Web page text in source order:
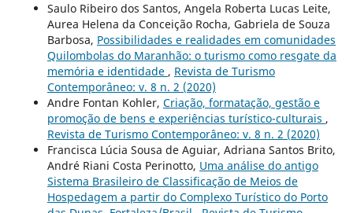
Saulo Ribeiro dos Santos, Angela Roberta Lucas Leite,
Aurea Helena da Conceição Rocha, Gabriela de Souza
Barbosa, Possibilidades e realidades em comunidades
Quilombolas do Maranhão: o turismo como resgate da
memória e identidade , Revista de Turismo
Contemporâneo: v. 8 n. 2 (2020)
Andre Fontan Kohler, Criação, formatação, gestão e
promoção de bens e experiências turístico-culturais ,
Revista de Turismo Contemporâneo: v. 8 n. 2 (2020)
Francisca Lúcia Sousa de Aguiar, Adriana Santos Brito,
André Riani Costa Perinotto, Uma análise do antigo
Sistema Brasileiro de Classificação de Meios de
Hospedagem a partir do Complexo Turístico do Porto